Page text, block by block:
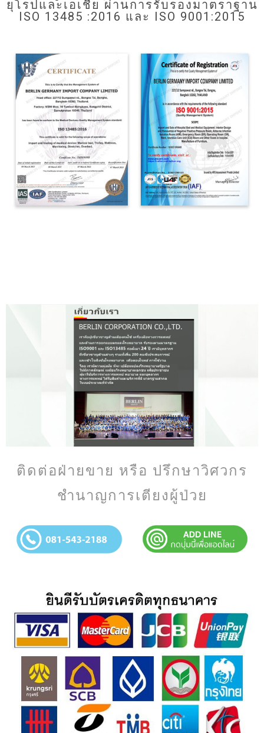
ยุโรปและเอเชีย ผ่านการรับรองมาตราฐาน
ISO 13485 :2016 และ ISO 9001:2015
ติดต่อฝ่ายขาย หรือ ปรึกษาวิศวกร
ชำนาญการเตียงผู้ป่วย